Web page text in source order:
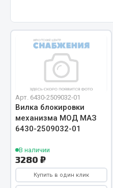
Отопители салона,
Автономные воздушные
Жидкостные подогреватели
Отопители салона
Подогреватели тосола
Автотовары
Арт. 6430-2509032-01
Вилка блокировки
механизма МОД МАЗ
6430-2509032-01
В наличии
3280 ₽
Купить в один клик